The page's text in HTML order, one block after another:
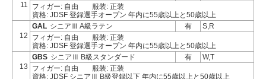
11
フィガー: 自由
服装: 正装
資格: JDSF 登録選手オープン 年内に55歳以上と50歳以上
12
GAL シニアⅢ A級ラテン 有
S,R
フィガー: 自由
服装: 正装
資格: JDSF 登録選手オープン 年内に55歳以上と50歳以上
13
GBS シニアⅢ B級スタンダード 有
W,T
フィガー: 自由
服装: 正装
資格: JDSF シニアⅢ B級登録以下 年内に55歳以上と50歳以上